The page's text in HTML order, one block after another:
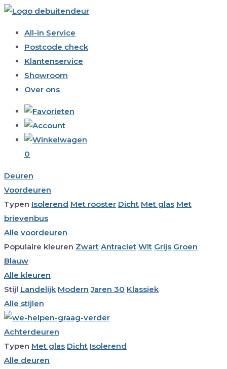
All-in Service
Postcode check
Klantenservice
Showroom
Over ons
0
Deuren
Voordeuren
Typen Isolerend Met rooster Dicht Met glas Met
brievenbus
Alle voordeuren
Populaire kleuren Zwart Antraciet Wit Grijs Groen
Blauw
Alle kleuren
Stijl Landelijk Modern Jaren 30 Klassiek
Alle stijlen
Achterdeuren
Typen Met glas Dicht Isolerend
Alle deuren